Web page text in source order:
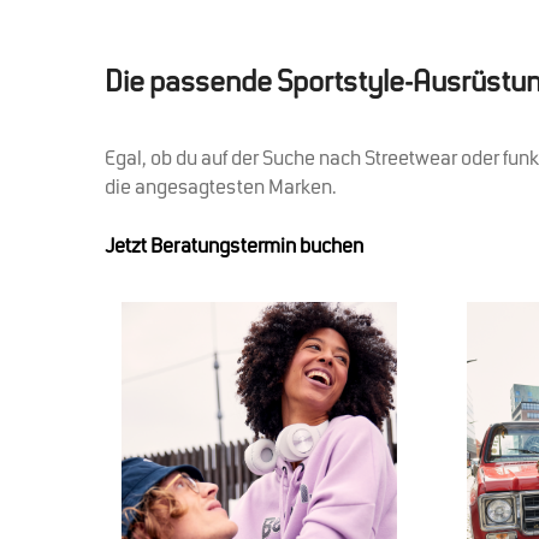
Die passende Sportstyle-
Egal, ob du auf der Suche nach Streetwear oder
die angesagtesten Marken.
Jetzt Beratungstermin buchen